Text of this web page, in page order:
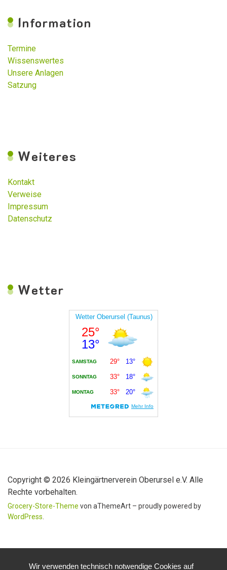
Information
Termine
Wissenswertes
Unsere Anlagen
Satzung
Weiteres
Kontakt
Verweise
Impressum
Datenschutz
Wetter
Copyright © 2026 Kleingärtnerverein Oberursel e.V. Alle
Rechte vorbehalten.
Grocery-Store-Theme von aThemeArt – proudly powered by
WordPress
Wir verwenden technisch notwendige Cookies auf